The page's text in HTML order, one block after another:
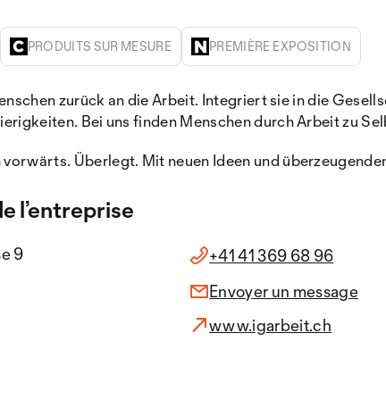
PRODUITS SUR MESURE PREMIÈRE EXPOSITION
zurück an die Arbeit. Integriert sie in die
Bei uns finden Menschen durch Arbeit zu
Überlegt. Mit neuen Ideen und
l’entreprise
9
+41 41 369 68 96
Envoyer un message
www.igarbeit.ch